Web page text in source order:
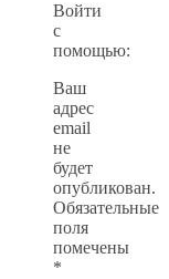
Войти
с
помощью:
Ваш
адрес
email
не
будет
опубликован.
Обязательные
поля
помечены
*